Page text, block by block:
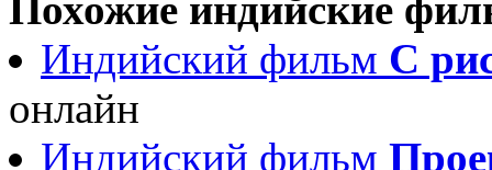
Индийский фильм С
онлайн
Индийский фильм